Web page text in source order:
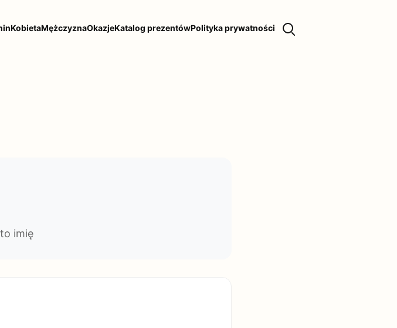
KobietaMężczyznaOkazjeKatalog prezentówPolityka prywatności
imię